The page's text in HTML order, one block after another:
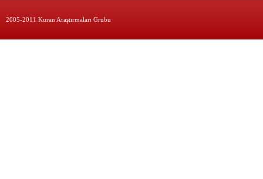
2005-2011 Kuran Araştırmaları Grubu